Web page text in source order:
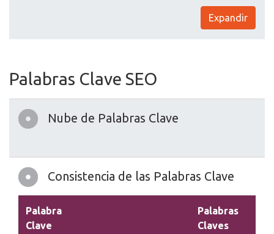
Expandir
Palabras Clave SEO
Nube de Palabras Clave
Consistencia de las Palabras Clave
Palabra
Clave
Palabras
Claves